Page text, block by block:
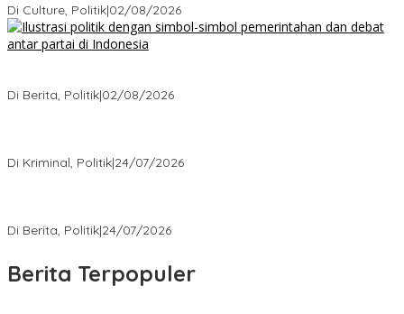
Di Culture, Politik|02/08/2026
Di Berita, Politik|02/08/2026
Di Kriminal, Politik|24/07/2026
Di Berita, Politik|24/07/2026
Berita Terpopuler